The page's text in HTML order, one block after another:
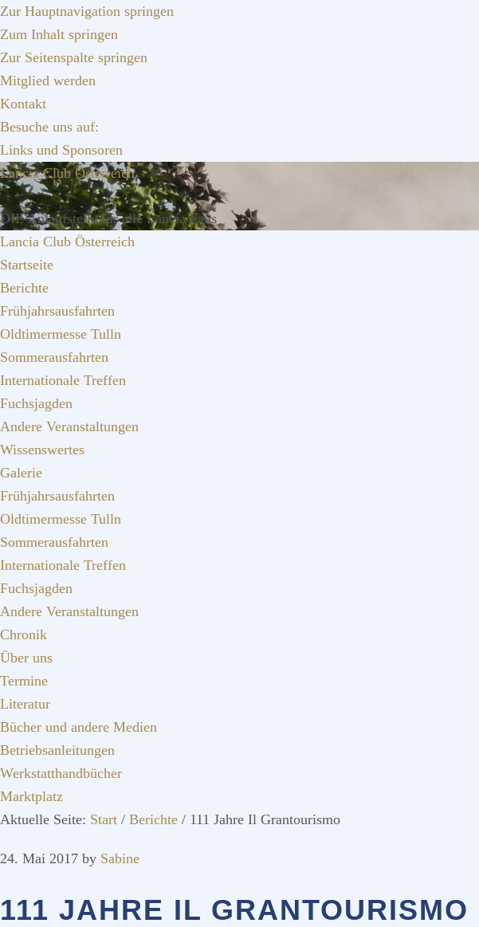
Zur Hauptnavigation springen
Zum Inhalt springen
Zur Seitenspalte springen
Mitglied werden
Kontakt
Besuche uns auf:
Links und Sponsoren
Lancia Club Österreich
DIE Anlaufstelle für alle Lancia Fans
Lancia Club Österreich
Startseite
Berichte
Frühjahrsausfahrten
Oldtimermesse Tulln
Sommerausfahrten
Internationale Treffen
Fuchsjagden
Andere Veranstaltungen
Wissenswertes
Galerie
Frühjahrsausfahrten
Oldtimermesse Tulln
Sommerausfahrten
Internationale Treffen
Fuchsjagden
Andere Veranstaltungen
Chronik
Über uns
Termine
Literatur
Bücher und andere Medien
Betriebsanleitungen
Werkstatthandbücher
Marktplatz
Aktuelle Seite: Start / Berichte / 111 Jahre Il Grantourismo
24. Mai 2017 by Sabine
111 JAHRE IL GRANTOURISMO